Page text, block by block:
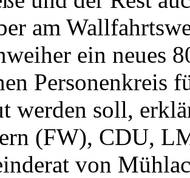
am
ein neues
Personenkreis
werden soll,
(FW), CDU,
von